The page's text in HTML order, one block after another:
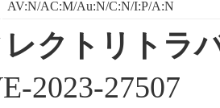
AV:N/AC:M/Au:N/C:N/I:P/A:N
クトリトラ
2023-27507